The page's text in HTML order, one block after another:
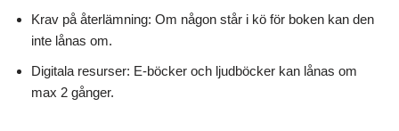
Krav på återlämning: Om någon står i kö för boken kan den
inte lånas om.
Digitala resurser: E-böcker och ljudböcker kan lånas om
max 2 gånger.